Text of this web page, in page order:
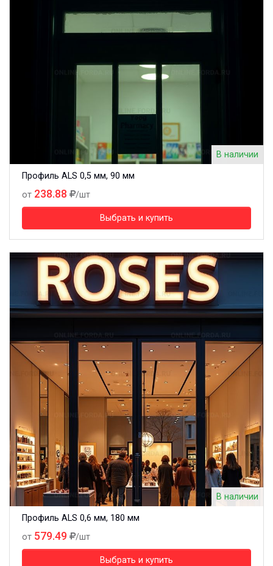
В наличии
Профиль ALS 0,5 мм, 90 мм
от 238.88 /шт
Выбрать и купить
В наличии
Профиль ALS 0,6 мм, 180 мм
от 579.49 /шт
Выбрать и купить